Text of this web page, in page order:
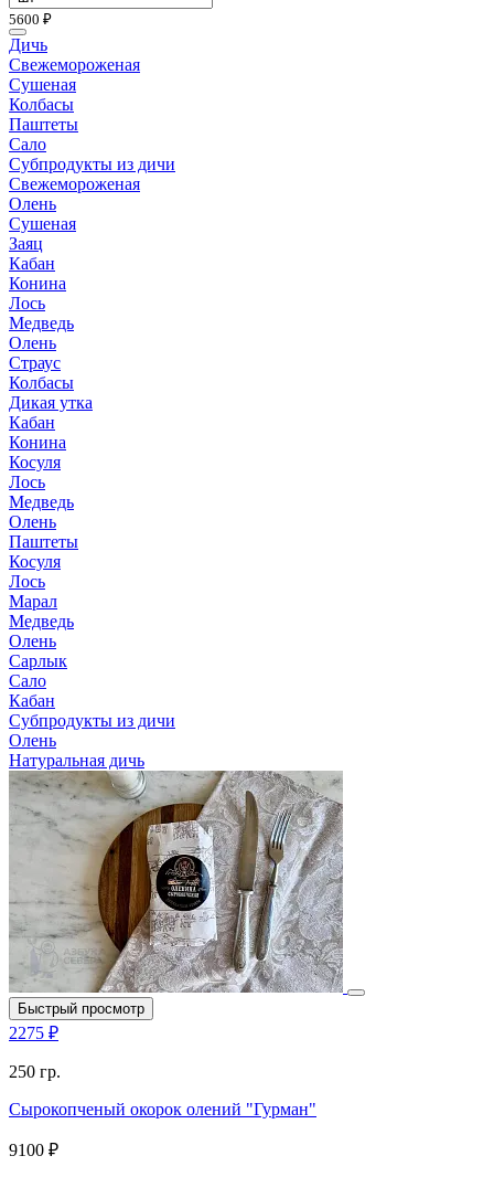
5600 ₽
Дичь
Свежемороженая
Сушеная
Колбасы
Паштеты
Сало
Субпродукты из дичи
Свежемороженая
Олень
Сушеная
Заяц
Кабан
Конина
Лось
Медведь
Олень
Страус
Колбасы
Дикая утка
Кабан
Конина
Косуля
Лось
Медведь
Олень
Паштеты
Косуля
Лось
Марал
Медведь
Олень
Сарлык
Сало
Кабан
Субпродукты из дичи
Олень
Натуральная дичь
Быстрый просмотр
2275 ₽
250 гр.
Сырокопченый окорок олений "Гурман"
9100 ₽